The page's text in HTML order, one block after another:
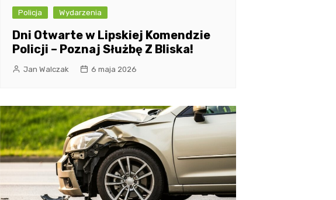
Policja Wydarzenia
Dni Otwarte w Lipskiej Komendzie
Policji – Poznaj Służbę Z Bliska!
Jan Walczak 6 maja 2026